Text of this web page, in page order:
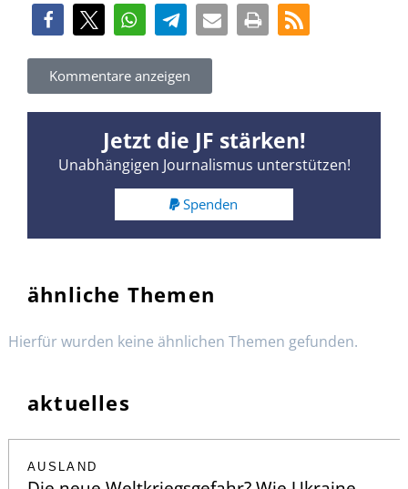
Kommentare anzeigen
Jetzt die JF stärken!
Unabhängigen Journalismus unterstützen!
Spenden
ähnliche Themen
Hierfür wurden keine ähnlichen Themen gefunden.
aktuelles
AUSLAND